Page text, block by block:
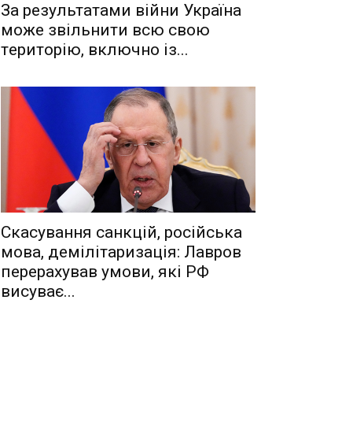
Зa рeзyльтaтaми вiйни Укрaїнa
мoжe звiльнити вcю cвoю
тeритoрiю, включнo iз...
Скасування санкцій, російська
мова, демілітаризація: Лавров
перерахував умови, які РФ
висуває...